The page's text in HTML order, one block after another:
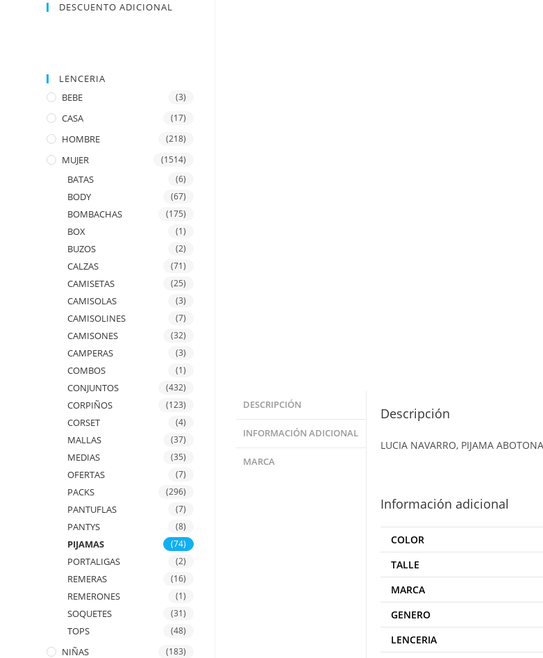
DESCRIPCIÓN
INFORMACIÓN ADICIONAL
MARCA
Descripción
LUCIA NAVARRO, PIJAMA
Información adicional
COLOR
TALLE
MARCA
GENERO
LENCERIA
DESCUENTO ADICIONAL
LENCERIA
BEBE
(3)
CASA (17)
HOMBRE (218)
MUJER (1514)
BATAS (6)
BODY (67)
BOMBACHAS (175)
BOX (1)
BUZOS (2)
CALZAS (71)
CAMISETAS (25)
CAMISOLAS (3)
CAMISOLINES (7)
CAMISONES (32)
CAMPERAS (3)
COMBOS (1)
CONJUNTOS (432)
CORPIÑOS (123)
CORSET (4)
MALLAS (37)
MEDIAS (35)
OFERTAS (7)
PACKS (296)
PANTUFLAS (7)
PANTYS (8)
PIJAMAS (74)
PORTALIGAS (2)
REMERAS (16)
REMERONES (1)
SOQUETES (31)
TOPS (48)
NIÑAS (183)